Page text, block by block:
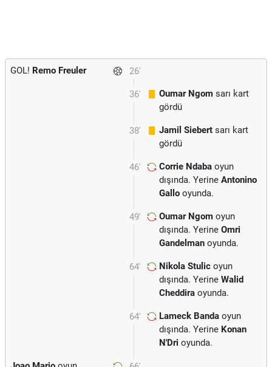
26'
GOL! Remo Freuler
36' Oumar Ngom sarı kart
gördü
38' Jamil Siebert sarı kart
gördü
46' Corrie Ndaba oyun
dışında. Yerine Antonino
Gallo oyunda.
49' Oumar Ngom oyun
dışında. Yerine Omri
Gandelman oyunda.
64' Nikola Stulic oyun
dışında. Yerine Walid
Cheddira oyunda.
64' Lameck Banda oyun
dışında. Yerine Konan
N'Dri oyunda.